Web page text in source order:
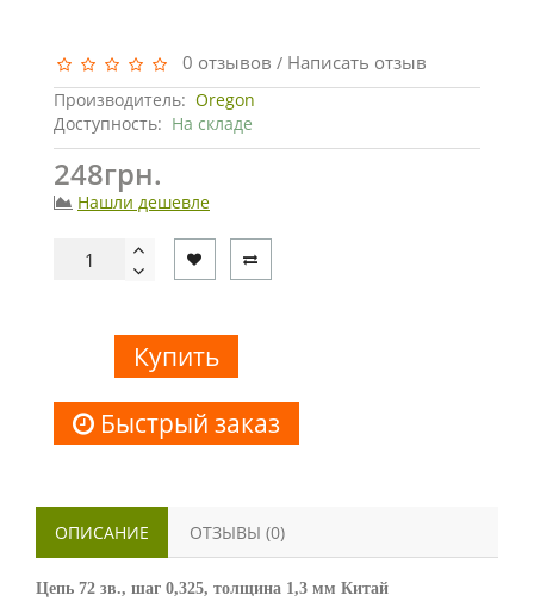
0 отзывов / Написать отзыв
Производитель: Oregon
Доступность: На складе
248грн.
Нашли дешевле
Купить
Быстрый заказ
ОПИСАНИЕ ОТЗЫВЫ (0)
Цепь 72 зв., шаг 0,325, толщина 1,3 мм Китай